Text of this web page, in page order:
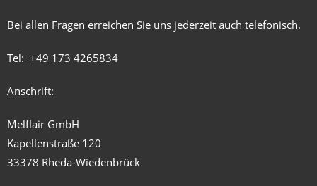
Bei allen Fragen erreichen Sie uns jederzeit auch telefonisch.
Tel: +49 173 4265834
Anschrift:
Melflair GmbH
Kapellenstraße 120
33378 Rheda-Wiedenbrück